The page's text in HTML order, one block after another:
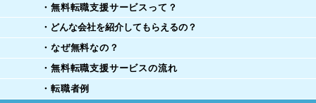
・無料転職支援サービスって？
・どんな会社を紹介してもらえるの？
・なぜ無料なの？
・無料転職支援サービスの流れ
・転職者例